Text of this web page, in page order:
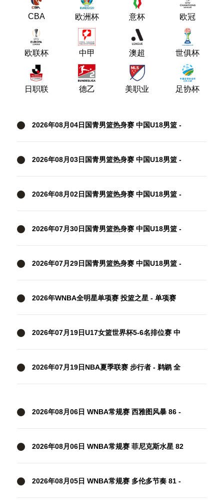
CBA 欧洲杯 意杯 欧冠
欧联杯 中甲 澳超 世俱杯
日职联 德乙 美职业 足协杯
2026年08月04日国青男篮热身赛 中国U18男篮 -
2026年08月03日国青男篮热身赛 中国U18男篮 -
2026年08月02日国青男篮热身赛 中国U18男篮 -
2026年07月30日国青男篮热身赛 中国U18男篮 -
2026年07月29日国青男篮热身赛 中国U18男篮 -
2026年WNBA全明星单项赛 投篮之星 - 单项赛
2026年07月19日U17女篮世界杯5-6名排位赛 中
2026年07月19日NBA夏季联赛 步行者 - 鹈鹕 全
2026年08月06日 WNBA常规赛 西雅图风暴 86 -
2026年08月06日 WNBA常规赛 菲尼克斯水星 82
2026年08月05日 WNBA常规赛 多伦多节奏 81 -